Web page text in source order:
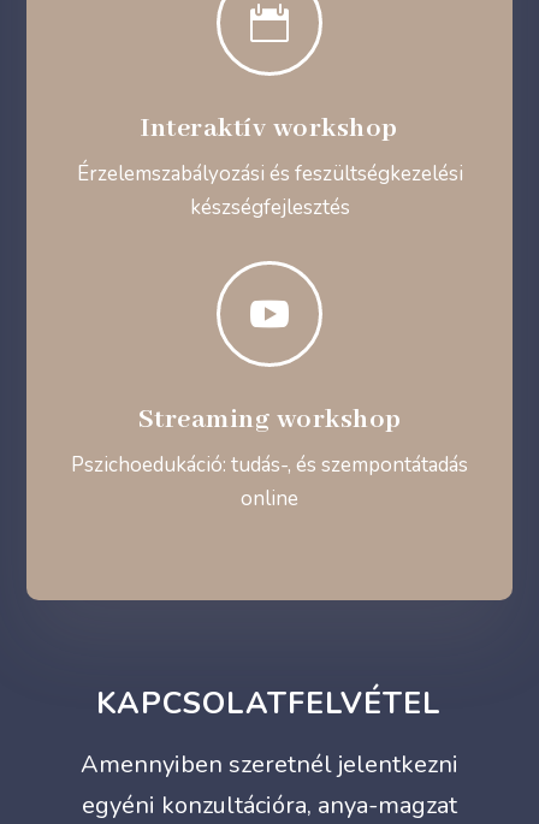

Interaktív workshop
Érzelemszabályozási és feszültségkezelési
készségfejlesztés

Streaming workshop
Pszichoedukáció: tudás-, és szempontátadás
online
KAPCSOLATFELVÉTEL
Amennyiben szeretnél jelentkezni
egyéni konzultációra, anya-magzat